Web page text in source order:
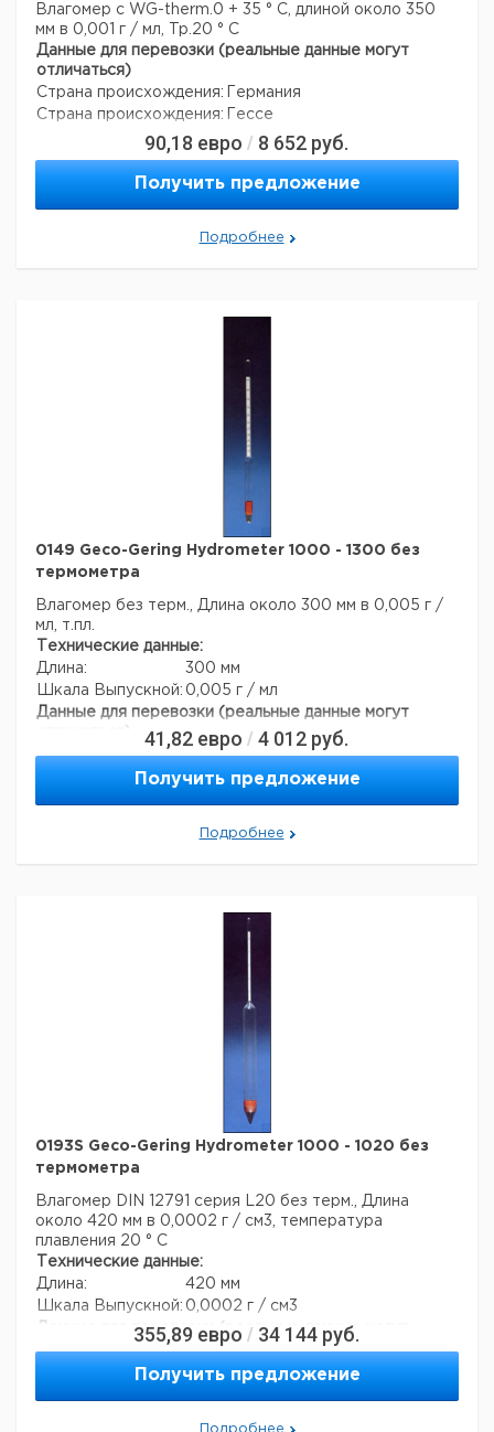
Влагомер с WG-therm.0 + 35 ° C, длиной около 350
мм в 0,001 г / мл, Tp.20 ° C
Данные для перевозки (реальные данные могут
отличаться)
Страна происхождения:
Германия
Страна происхождения: Гессе
90,18 евро / 8 652 руб.
Получить предложение
Подробнее
0149 Geco-Gering Hydrometer 1000 - 1300 без
термометра
Влагомер без терм., Длина около 300 мм в 0,005 г /
мл, т.пл.
Технические данные:
Длина:
300 мм
Шкала Выпускной: 0,005 г / мл
Данные для перевозки (реальные данные могут
Страна происхождения:
Германия
Страна происхождения:
Гессе
41,82 евро / 4 012 руб.
Получить предложение
Подробнее
0193S Geco-Gering Hydrometer 1000 - 1020 без
термометра
Влагомер DIN 12791 серия L20 без терм., Длина
около 420 мм в 0,0002 г / см3, температура
плавления 20 ° C
Технические данные:
Длина:
420 мм
Шкала Выпускной: 0,0002 г / см3
Данные для перевозки (реальные данные могут
Страна происхождения:
Германия
355,89 евро / 34 144 руб.
Получить предложение
Подробнее